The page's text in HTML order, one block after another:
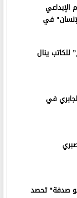
الإبداعي
في
للكاتب ينال
في
صدفة" تحصد